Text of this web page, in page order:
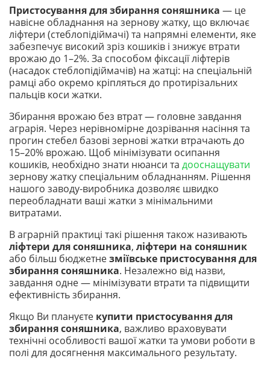
Пристосування для збирання соняшника — це
навісне обладнання на зернову жатку, що включає
ліфтери (стеблопідіймачі) та напрямні елементи, яке
забезпечує високий зріз кошиків і знижує втрати
врожаю до 1–2%. За способом фіксації ліфтерів
(насадок стеблопідіймачів) на жатці: на спеціальній
рамці або окремо кріпляться до протирізальних
пальців коси жатки.
Збирання врожаю без втрат — головне завдання
аграрія. Через нерівномірне дозрівання насіння та
прогин стебел базові зернові жатки втрачають до
15–20% врожаю. Щоб мінімізувати осипання
кошиків, необхідно знати нюанси та дооснащувати
зернову жатку спеціальним обладнанням. Рішення
нашого заводу-виробника дозволяє швидко
переобладнати ваші жатки з мінімальними
витратами.
В аграрній практиці такі рішення також називають
ліфтери для соняшника, ліфтери на соняшник
або більш бюджетнезміївське пристосування для
збирання соняшника. Незалежно від назви,
завдання одне — мінімізувати втрати та підвищити
ефективність збирання.
Якщо Ви плануєте купити пристосування для
збирання соняшника, важливо враховувати
технічні особливості вашої жатки та умови роботи в
полі для досягнення максимального результату.